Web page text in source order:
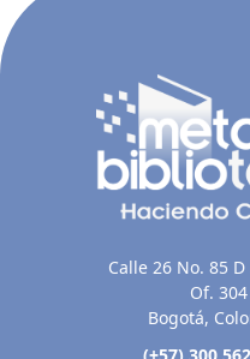
Calle 26 No. 85
Of. 304
Bogotá,
(+57) 300